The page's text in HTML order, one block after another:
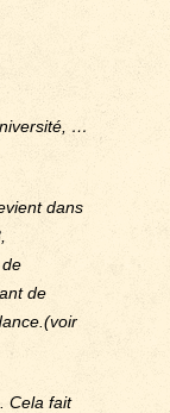
…
dans
de
Cela fait